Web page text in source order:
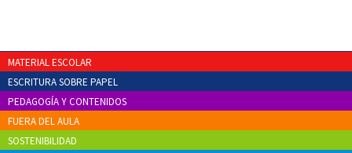
MATERIAL ESCOLAR
ESCRITURA SOBRE PAPEL
PEDAGOGÍA Y CONTENIDOS
FUERA DEL AULA
SOSTENIBILIDAD